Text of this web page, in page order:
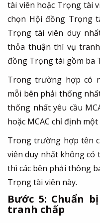
tài viên hoặc Trọng tài
chọn Hội đồng Trọng
Trọng tài viên duy
thỏa thuận thì vụ
đồng Trọng tài gồm ba
Trong trường hợp có
mỗi bên phải thống
thống nhất yêu cầu
hoặc MCAC chỉ định
Trong trường hợp tên
viên duy nhất không có
thì các bên phải thông
Trọng tài viên này.
Bước 5: Chuẩn
tranh chấp